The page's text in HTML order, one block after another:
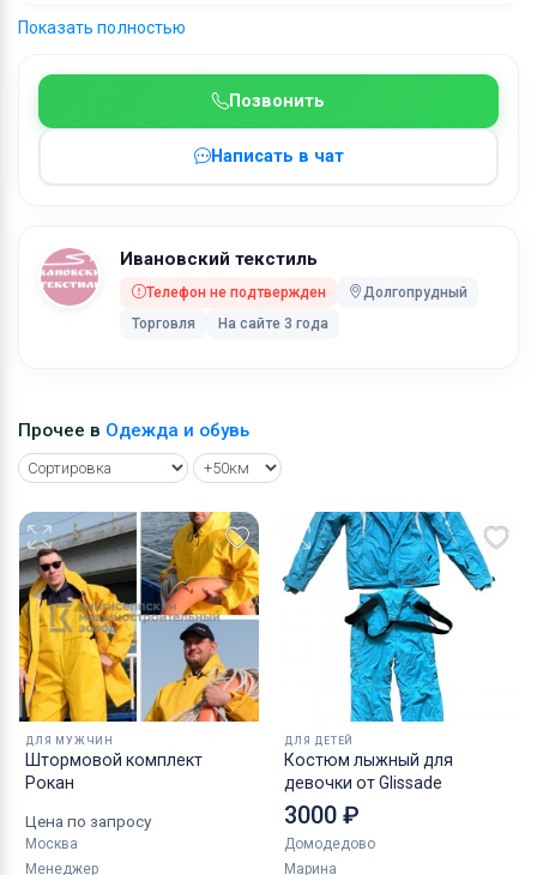
Позвонить
Написать в чат
Ивановский текстиль
Телефон не подтвержден
Долгопрудный
Торговля
На сайте 3 года
под любое ваше настроение.
Чтобы изделия выглядели презентабельно, для пошива
женские свитера/кофты у нас, вы можете быть уверены,
что не разочаруетесь, ведь мы делаем все возможное,
чтобы каждая единица товара отвечала всем
требованиям даже самых взыскательных покупателей!
брюки, ивановский трикотаж, тостовки, джемпера
Показать полностью
Прочее в Одежда и обувь
ДЛЯ МУЖЧИН
Штормовой комплект
Рокан
Цена по запросу
Москва
Менеджер
ДЛЯ ДЕТЕЙ
Костюм лыжный для
девочки от Glissade
3000 ₽
Домодедово
Марина